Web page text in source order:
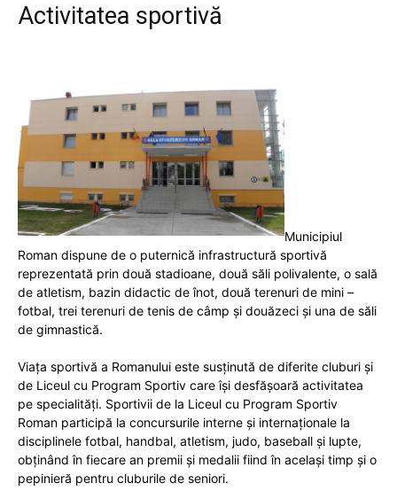
Activitatea sportivă
Municipiul
Roman dispune de o puternică infrastructură sportivă
reprezentată prin două stadioane, două săli polivalente, o sală
de atletism, bazin didactic de înot, două terenuri de mini –
fotbal, trei terenuri de tenis de câmp și douăzeci și una de săli
de gimnastică.
Viaţa sportivă a Romanului este susținută de diferite cluburi şi
de Liceul cu Program Sportiv care îşi desfăşoară activitatea
pe specialităţi. Sportivii de la Liceul cu Program Sportiv
Roman participă la concursurile interne şi internaţionale la
disciplinele fotbal, handbal, atletism, judo, baseball şi lupte,
obţinând în fiecare an premii şi medalii fiind în acelaşi timp şi o
pepinieră pentru cluburile de seniori.